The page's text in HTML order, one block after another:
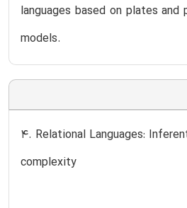
languages based on plates
models.
4. Relational Languages:
complexity